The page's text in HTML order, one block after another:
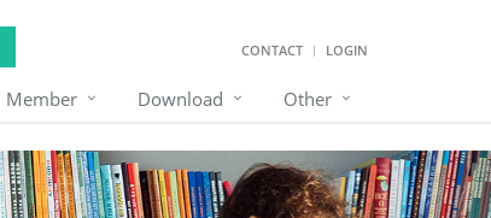
CONTACT LOGIN
Member Download Other